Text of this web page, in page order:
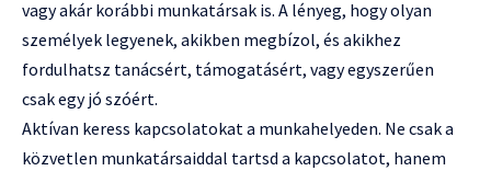
vagy akár korábbi munkatársak is. A lényeg, hogy olyan
személyek legyenek, akikben megbízol, és akikhez
fordulhatsz tanácsért, támogatásért, vagy egyszerűen
csak egy jó szóért.
Aktívan keress kapcsolatokat a munkahelyeden. Ne csak a
közvetlen munkatársaiddal tartsd a kapcsolatot, hanem